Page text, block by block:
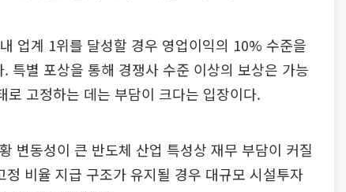
업계 1위를 달성할 경우 영업이익의 10% 수준을
특별 포상을 통해 경쟁사 수준 이상의 보상은 가능
고정하는 데는 부담이 크다는 입장이다.
변동성이 큰 반도체 산업 특성상 재무 부담이 커질
비율 지급 구조가 유지될 경우 대규모 시설투자